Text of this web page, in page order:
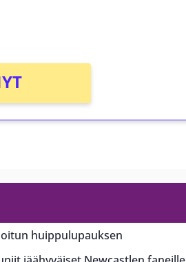
huippulupauksen